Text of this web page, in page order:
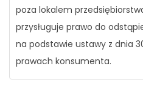
poza lokalem
przysługuje prawo do
na podstawie ustawy z dnia
prawach konsumenta.